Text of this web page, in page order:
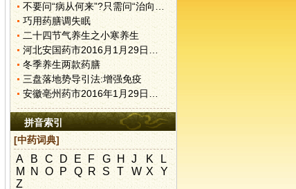
不要问“病从何来”?只需问“治向何去”?
巧用药膳调失眠
二十四节气养生之小寒养生
河北安国药市2016月1月29日快讯
冬季养生两款药膳
三盘落地势导引法:增强免疫
安徽亳州药市2016年1月29日快讯
拼音索引
[中药词典]
A B C D E F G H J K
L
M N O P Q R S T W X
Y
Z